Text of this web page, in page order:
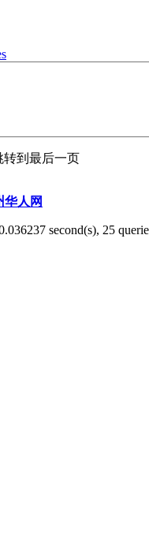
转到最后一页
华人网
second(s), 25